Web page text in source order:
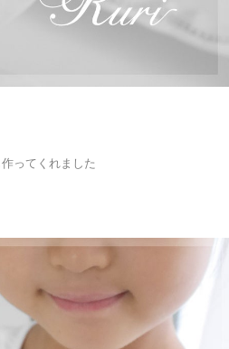
ってくれました